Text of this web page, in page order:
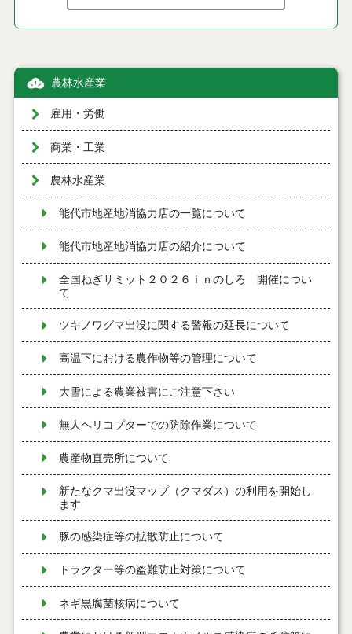
農林水産業
雇用・労働
商業・工業
農林水産業
能代市地産地消協力店の一覧について
能代市地産地消協力店の紹介について
全国ねぎサミット２０２６ｉｎのしろ 開催につい
て
ツキノワグマ出没に関する警報の延長について
高温下における農作物等の管理について
大雪による農業被害にご注意下さい
無人ヘリコプターでの防除作業について
農産物直売所について
新たなクマ出没マップ（クマダス）の利用を開始し
ます
豚の感染症等の拡散防止について
トラクター等の盗難防止対策について
ネギ黒腐菌核病について